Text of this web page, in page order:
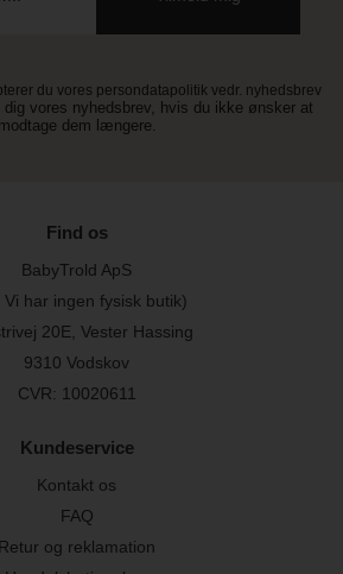
du vores persondatapolitik vedr. nyhedsbrev
vores nyhedsbrev, hvis du ikke ønsker at
modtage dem længere.
Find os
BabyTrold ApS
Vi har ingen fysisk butik)
20E, Vester Hassing
9310 Vodskov
CVR: 10020611
Kundeservice
Kontakt os
FAQ
Retur og reklamation